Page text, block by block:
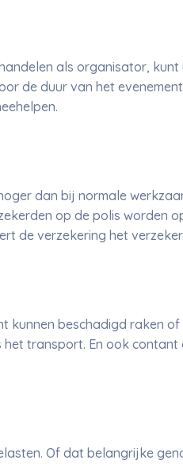
als organisator,
de duur van het
dan bij normale
op de polis worden
de verzekering het
kunnen beschadigd raken
transport. En ook
Of dat belangrijke